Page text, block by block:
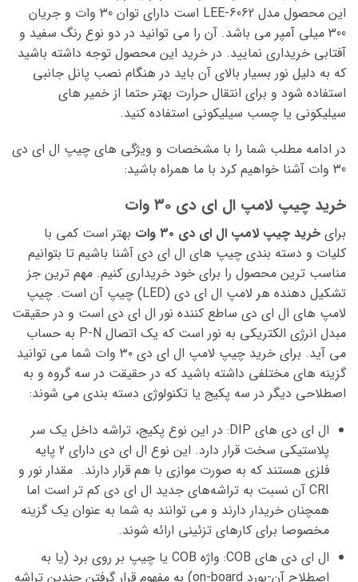
این محصول مدل LEE-6062 است دارای توان 30 وات و جریان
300 میلی آمپر می باشد. آن را می توانید در دو نوع رنگ سفید و
آفتابی خریداری نمایید. در خرید این محصول توجه داشته باشید
که به دلیل نور بسیار بالای آن باید در هنگام نصب پانل جانبی
استفاده شود و برای انتقال حرارت بهتر حتما از خمیر های
سیلیکونی یا چسب سیلیکونی استفاده کنید.
در ادامه مطلب شما را با مشخصات و ویژگی های چیپ ال ای دی
30 وات آشنا خواهیم کرد با ما همراه باشید:
خرید چیپ لامپ ال ای دی ۳۰ وات
برای خرید چیپ لامپ ال ای دی ۳۰ وات
بهتر است کمی با
کلیات و دسته بندی چیپ های ال ای دی آشنا باشیم تا بتوانیم
مناسب ترین محصول را برای خود خریداری کنیم. مهم ترین جز
تشکیل دهنده هر لامپ ال ای دی (LED) چیپ آن است. چیپ
لامپ های ال ای دی ساطع کننده نور ال ای دی است و در حقیقت
مبدل انرژی الکتریکی به نور است که یک اتصال P-N به حساب
می آید. برای خرید چیپ لامپ ال ای دی ۳۰ وات شما می توانید
گزینه های مختلفی داشته باشید که در حقیقت در سه گروه و به
اصطلاحی دیگر در سه پکیج یا تکنولوژی دسته بندی می شوند:
ال ای دی های DIP: در این نوع پکیج، تراشه داخل یک سر
پلاستیکی سخت قرار دارد. این نوع ال ای دی دارای 2 پایه
فلزی هستند که به صورت موازی با هم قرار دارند. مقدار نور و
CRI آن نسبت به تراشه‌های جدید ال ای دی کم تر است اما
همچنان خریدار دارند و می توانند به شما به عنوان یک گزینه
مخصوصا برای کارهای تزئینی ارائه شوند.
ال ای دی های COB: واژه COB یا چیپ بر روی برد (یا به
اصطلاح آن-بورد on-board) به مفهوم قرار گرفتن چندین تراشه